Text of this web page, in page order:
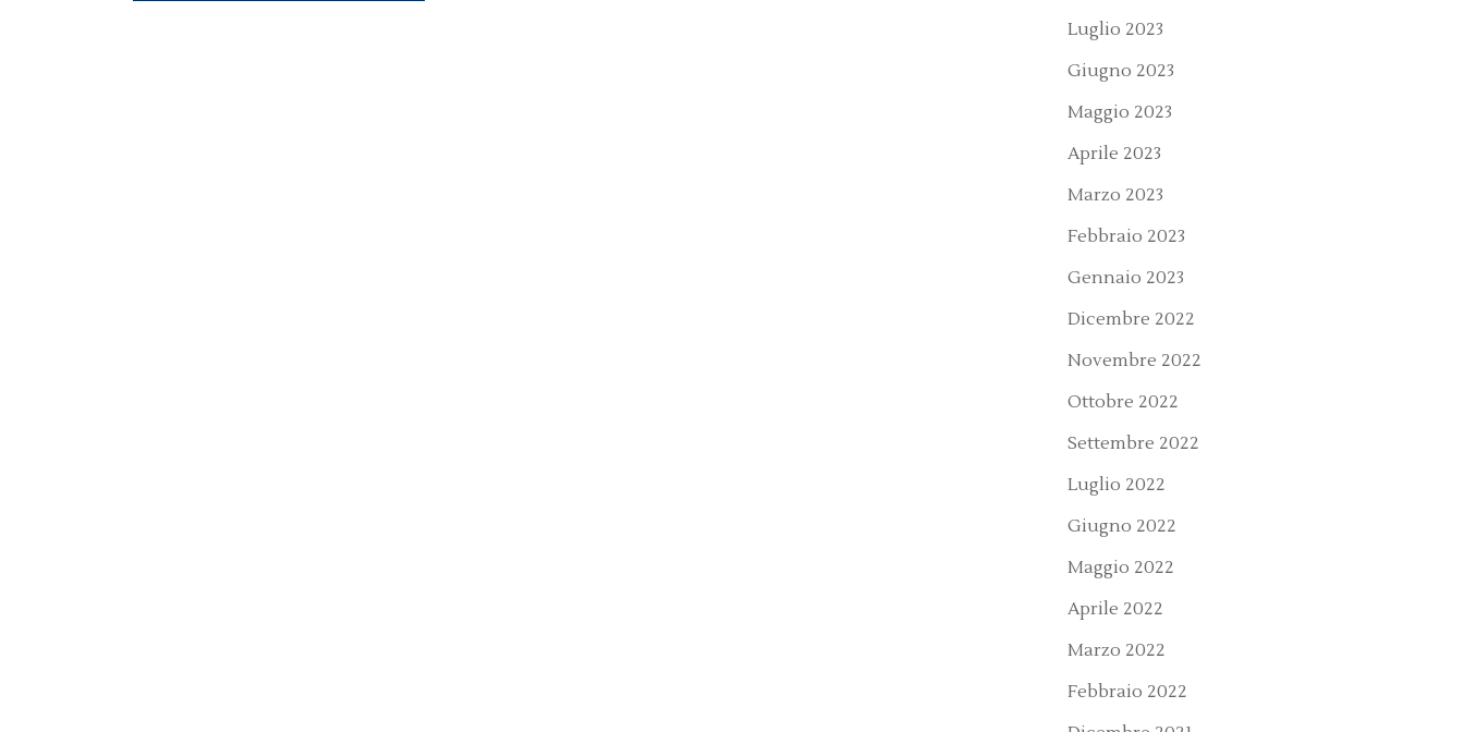
Luglio 2023
Giugno 2023
Maggio 2023
Aprile 2023
Marzo 2023
Febbraio 2023
Gennaio 2023
Dicembre 2022
Novembre 2022
Ottobre 2022
Settembre 2022
Luglio 2022
Giugno 2022
Maggio 2022
Aprile 2022
Marzo 2022
Febbraio 2022